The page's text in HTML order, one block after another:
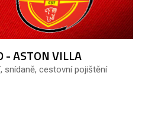
- ASTON VILLA
snídaně, cestovní pojištění